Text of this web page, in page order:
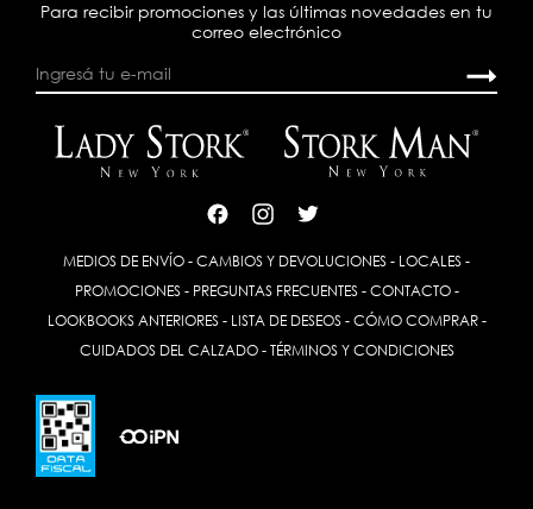
Para recibir promociones y las últimas novedades en tu
correo electrónico
MEDIOS DE ENVÍO - CAMBIOS Y DEVOLUCIONES - LOCALES -
PROMOCIONES- PREGUNTAS FRECUENTES- CONTACTO-
LOOKBOOKS ANTERIORES- LISTA DE DESEOS- CÓMO COMPRAR-
CUIDADOS DEL CALZADO- TÉRMINOS Y CONDICIONES